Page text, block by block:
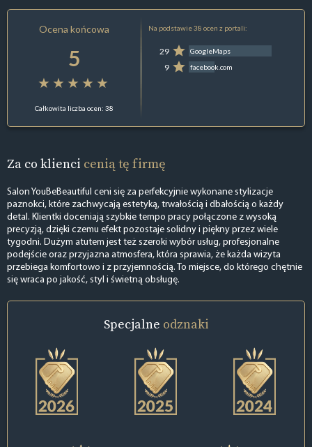
Ocena końcowa
5
Całkowita liczba ocen: 38
Na podstawie 38 ocen z portali:
29 GoogleMaps
9 facebook.com
Za co klienci cenią tę firmę
Salon YouBeBeautiful ceni się za perfekcyjnie wykonane stylizacje
paznokci, które zachwycają estetyką, trwałością i dbałością o każdy
detal. Klientki doceniają szybkie tempo pracy połączone z wysoką
precyzją, dzięki czemu efekt pozostaje solidny i piękny przez wiele
tygodni. Dużym atutem jest też szeroki wybór usług, profesjonalne
podejście oraz przyjazna atmosfera, która sprawia, że każda wizyta
przebiega komfortowo i z przyjemnością. To miejsce, do którego chętnie
się wraca po jakość, styl i świetną obsługę.
Specjalne odznaki